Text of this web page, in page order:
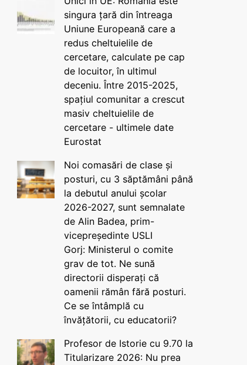
singura țară din întreaga
Uniune Europeană care a
redus cheltuielile de
cercetare, calculate pe cap
de locuitor, în ultimul
deceniu. Între 2015-2025,
spațiul comunitar a crescut
masiv cheltuielile de
cercetare - ultimele date
Eurostat
Noi comasări de clase și
posturi, cu 3 săptămâni până
la debutul anului școlar
2026-2027, sunt semnalate
de Alin Badea, prim-
vicepreședinte USLI
Gorj: Ministerul o comite
grav de tot. Ne sună
directorii disperați că
oamenii rămân fără posturi.
Ce se întâmplă cu
învățătorii, cu educatorii?
Profesor de Istorie cu 9.70 la
Titularizare 2026: Nu prea